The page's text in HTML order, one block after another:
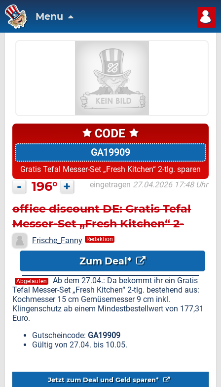
Menu
GA19909
Gratis Tefal Messer-Set „Fresh Kitchen“ 2-tlg. sparen
- 196° + eingetragen 27.04.2026 17:48 Uhr
office discount DE: Gratis Tefal
Messer-Set „Fresh Kitchen“ 2-
tlg. Frische_Fanny Redaktion
Zum Deal*
Abgelaufen
Ab dem 27.04.: Da bekommt ihr ein Gratis
Tefal Messer-Set „Fresh Kitchen“ 2-tlg. bestehend aus:
Kochmesser 15 cm Gemüsemesser 9 cm inkl.
Klingenschutz ab einem Mindestbestellwert von 177,31
Euro.
Gutscheincode: GA19909
Gültig von 27.04. bis 10.05.
Jetzt zum Deal und Geld sparen*